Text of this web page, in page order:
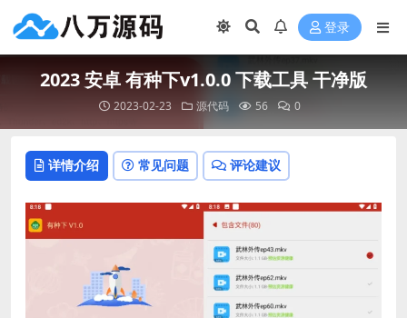
登录
2023 安卓 有种下v1.0.0 下载工具 干净版
2023-02-23 源代码 56 0
详情介绍 常见问题 评论建议